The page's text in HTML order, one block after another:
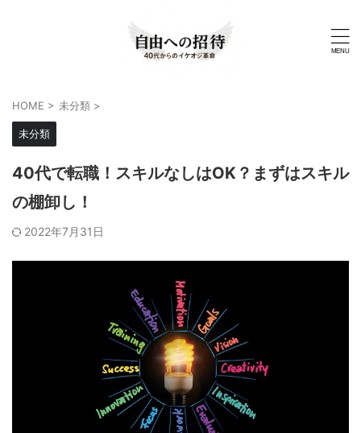
HOME > 未分類 >
未分類
40代で転職！スキルなしはOK？まずはスキル
の棚卸し！
2022年7月31日